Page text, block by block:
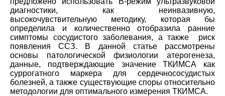
диагностики, как неинвазивную,
высокочувствительную методику, которая бы
определила и количественно отобразила ранние
симптомы сосудистого заболевания, а также риск
появления ССЗ. В данной статье рассмотрены
основы патологической физиологии атерогенеза,
данные, подтверждающие значение ТКИМСА как
суррогатного маркера для сердечнососудистых
болезней, а также существующие споры относительно
методологии для оптимального измерения ТКИМСА.